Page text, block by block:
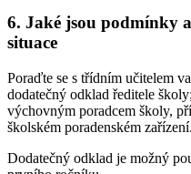
6. Jaké jsou podmínky
situace
Poraďte se s třídním učitelem
dodatečný odklad ředitele
výchovným poradcem školy,
školském poradenském zařízení.
Dodatečný odklad je možný